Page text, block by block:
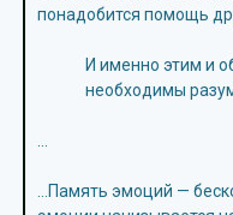
понадобится помощь
И именно этим и
необходимы
…Память эмоций —